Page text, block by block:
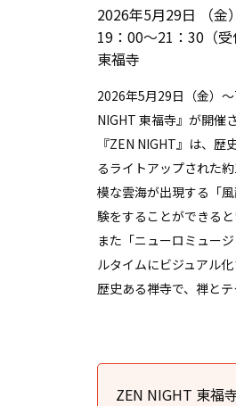
2026年5月29日 （金
19：00～21：30（受
東福寺
2026年5月29日（金）
NIGHT 東福寺』が開催
『ZEN NIGHT』は、
るライトアップされた
模な雲海が出現する「
験をすることができると
また「ニューロミュー
ルタイムにビジュアル
歴史ある禅寺で、禅と
ZEN NIGHT 東福